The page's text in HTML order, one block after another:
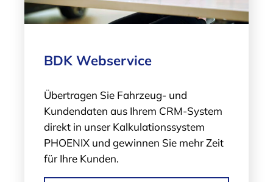
BDK Webservice
Übertragen Sie Fahrzeug- und
Kundendaten aus Ihrem CRM-System
direkt in unser Kalkulations­system
PHOENIX und gewinnen Sie mehr Zeit
für Ihre Kunden.